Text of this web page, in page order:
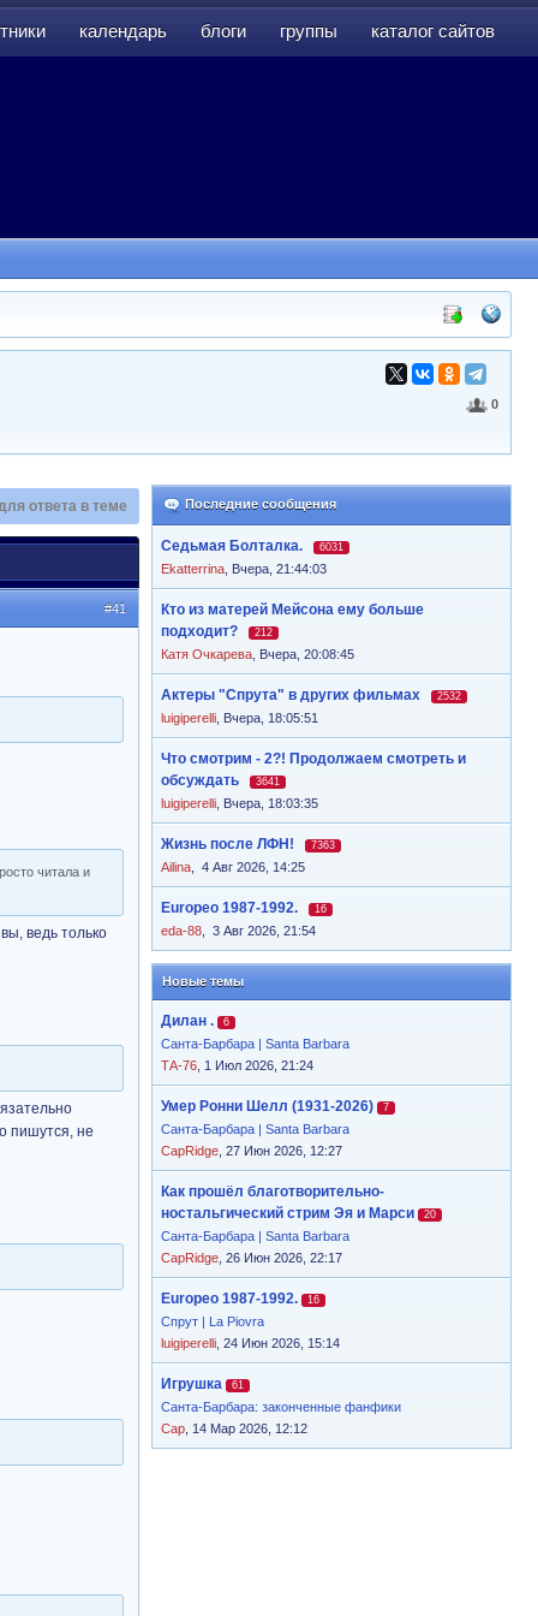
календарь блоги группы каталог сайтов
0
Последние сообщения
Седьмая Болталка. 6031
Ekatterrina Вчера, 21:44:03
Кто из матерей Мейсона ему больше
подходит?
212
Катя Очкарева Вчера, 20:08:45
Актеры "Спрута" в других фильмах 2532
luigiperelli Вчера, 18:05:51
Что смотрим - 2?! Продолжаем смотреть и
обсуждать
3641
luigiperelli Вчера, 18:03:35
Жизнь после ЛФН! 7363
Ailina 4 Авг 2026, 14:25
Europeo 1987-1992. 16
eda-88 3 Авг 2026, 21:54
Новые темы
Дилан . 6
Санта-Барбара | Santa Barbara
ТА-76 , 1 Июл 2026, 21:24
Умер Ронни Шелл (1931-2026) 7
Санта-Барбара | Santa Barbara
CapRidge , 27 Июн 2026, 12:27
Как прошёл благотворительно-
ностальгический стрим Эя и Марси
20
Санта-Барбара | Santa Barbara
CapRidge , 26 Июн 2026, 22:17
Europeo 1987-1992. 16
Спрут | La Piovra
luigiperelli , 24 Июн 2026, 15:14
Игрушка 61
Санта-Барбара: законченные фанфики
Cap , 14 Мар 2026, 12:12
ответа в теме
#41
читала и
ведь только
пишутся, не